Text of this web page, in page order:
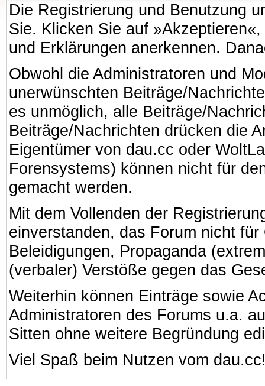
Die Registrierung und Benutzung
Sie. Klicken Sie auf
und Erklärungen anerkennen.
Obwohl die Administratoren und
unerwünschten Beiträge/
es unmöglich, alle Beiträge/
Beiträge/Nachrichten drücken die
Eigentümer von dau.cc oder
Forensystems) können nicht für
gemacht werden.
Mit dem Vollenden der
einverstanden, das Forum nicht
Beleidigungen, Propaganda
(verbaler) Verstöße gegen das
Weiterhin können Einträge sowie
Administratoren des Forums u.a.
Sitten ohne weitere Begründung
Viel Spaß beim Nutzen vom